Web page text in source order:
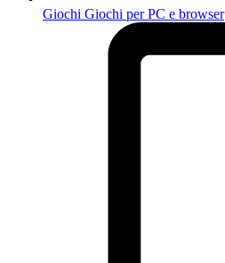
Giochi Giochi per PC e browser